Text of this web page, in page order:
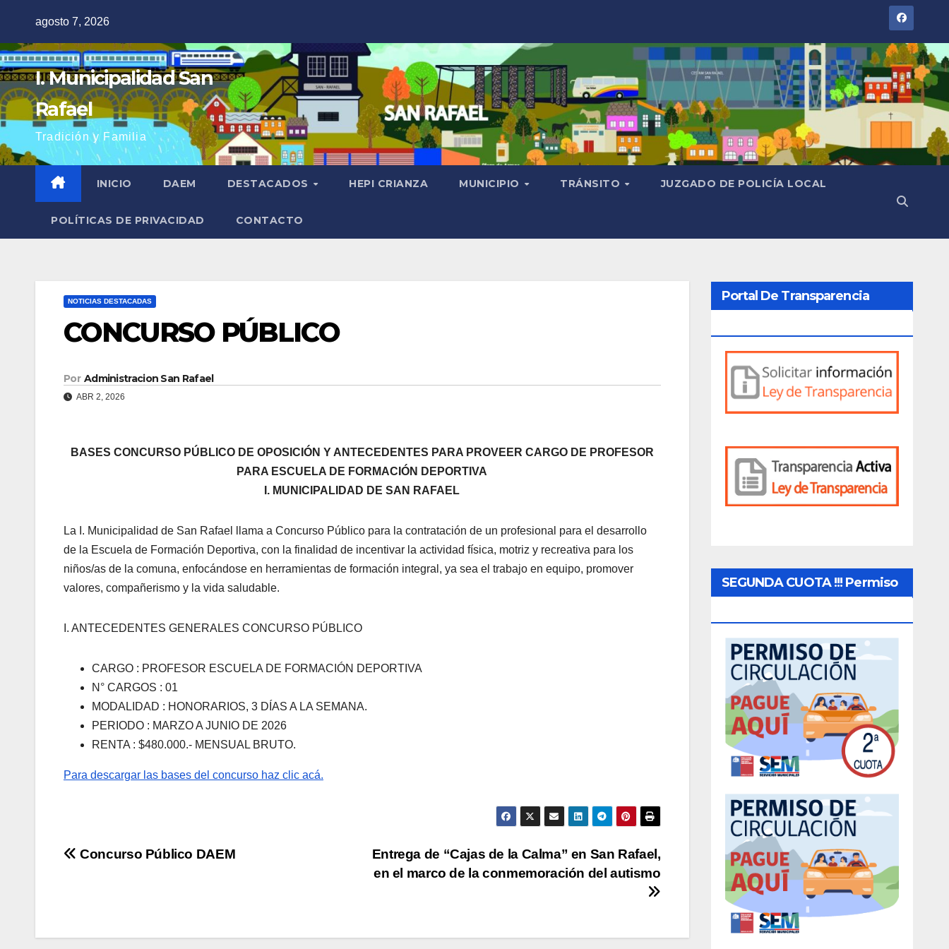
contenido
agosto 7, 2026
I. Municipalidad San
Rafael
Tradición y Familia
INICIO DAEM DESTACADOS HEPI CRIANZA MUNICIPIO TRÁNSITO JUZGADO DE POLICÍA LOCAL
POLÍTICAS DE PRIVACIDAD CONTACTO
NOTICIAS DESTACADAS
CONCURSO PÚBLICO
Por Administracion San Rafael
ABR 2, 2026
BASES CONCURSO PÚBLICO DE OPOSICIÓN Y ANTECEDENTES PARA PROVEER CARGO DE PROFESOR
PARA ESCUELA DE FORMACIÓN DEPORTIVA
I. MUNICIPALIDAD DE SAN RAFAEL
La I. Municipalidad de San Rafael llama a Concurso Público para la contratación de un profesional para el desarrollo
de la Escuela de Formación Deportiva, con la finalidad de incentivar la actividad física, motriz y recreativa para los
niños/as de la comuna, enfocándose en herramientas de formación integral, ya sea el trabajo en equipo, promover
valores, compañerismo y la vida saludable.
I. ANTECEDENTES GENERALES CONCURSO PÚBLICO
CARGO : PROFESOR ESCUELA DE FORMACIÓN DEPORTIVA
N° CARGOS : 01
MODALIDAD : HONORARIOS, 3 DÍAS A LA SEMANA.
PERIODO : MARZO A JUNIO DE 2026
RENTA : $480.000.- MENSUAL BRUTO.
Para descargar las bases del concurso haz clic acá.
Navegación
Entrega de “Cajas de la Calma” en San Rafael,
en el marco de la conmemoración del autismo
Concurso Público DAEM
Portal De Transparencia
SEGUNDA CUOTA !!! Permiso